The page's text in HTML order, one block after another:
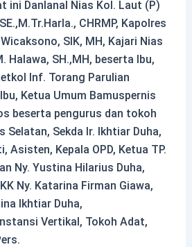
ini Danlanal Nias Kol. Laut (P)
CHRMP, Kapolres
SIK, MH, Kajari Nias
Halawa, SH.,MH, beserta Ibu,
Inf. Torang Parulian
Ketua Umum Bamuspernis
beserta pengurus dan tokoh
Selatan, Sekda Ir. Ikhtiar Duha,
Asisten, Kepala OPD, Ketua TP.
Ny. Yustina Hilarius Duha,
Ny. Katarina Firman Giawa,
Ikhtiar Duha,
Vertikal, Tokoh Adat,